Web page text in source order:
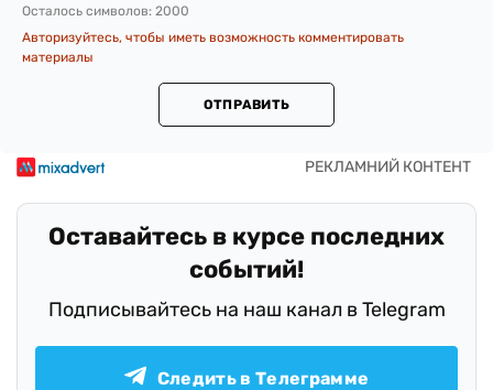
Осталось символов: 2000
Авторизуйтесь, чтобы иметь возможность комментировать
материалы
ОТПРАВИТЬ
Оставайтесь в курсе последних
событий!
Подписывайтесь на наш канал в Telegram
Следить в Телеграмме